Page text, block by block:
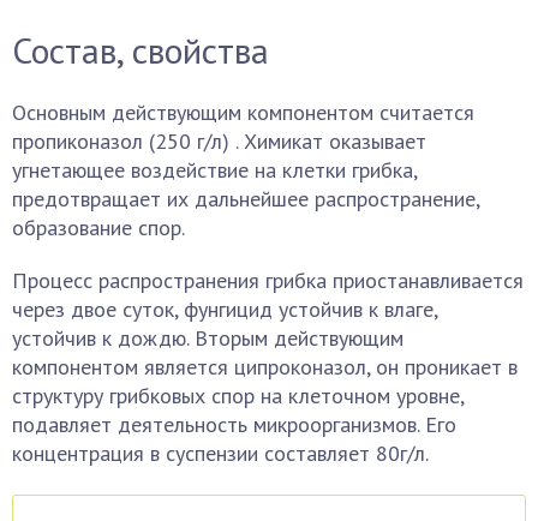
Состав, свойства
Основным действующим компонентом считается
пропиконазол (250 г/л) . Химикат оказывает
угнетающее воздействие на клетки грибка,
предотвращает их дальнейшее распространение,
образование спор.
Процесс распространения грибка приостанавливается
через двое суток, фунгицид устойчив к влаге,
устойчив к дождю. Вторым действующим
компонентом является ципроконазол, он проникает в
структуру грибковых спор на клеточном уровне,
подавляет деятельность микроорганизмов. Его
концентрация в суспензии составляет 80г/л.